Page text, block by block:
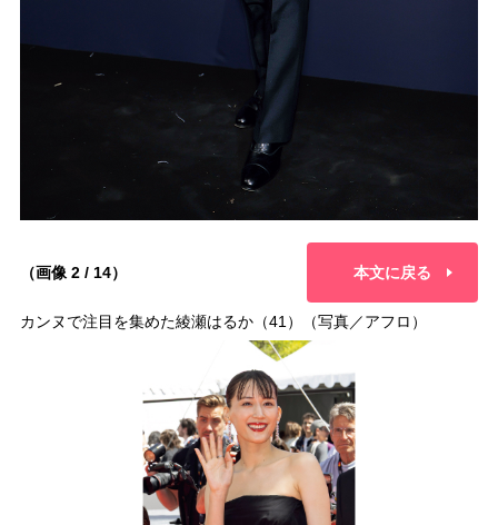
（画像 2 / 14） 本文に戻る
カンヌで注目を集めた綾瀬はるか（41）（写真／アフロ）